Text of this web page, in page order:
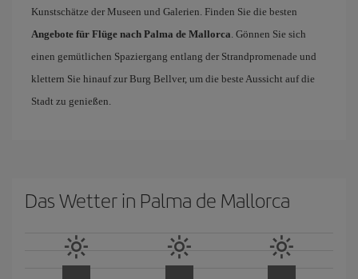
Kunstschätze der Museen und Galerien. Finden Sie die besten
Angebote für Flüge nach Palma de Mallorca. Gönnen Sie sich
einen gemütlichen Spaziergang entlang der Strandpromenade und
klettern Sie hinauf zur Burg Bellver, um die beste Aussicht auf die
Stadt zu genießen.
Das Wetter in Palma de Mallorca